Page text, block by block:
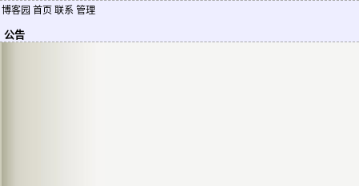
博客园 首页联系 管理
公告